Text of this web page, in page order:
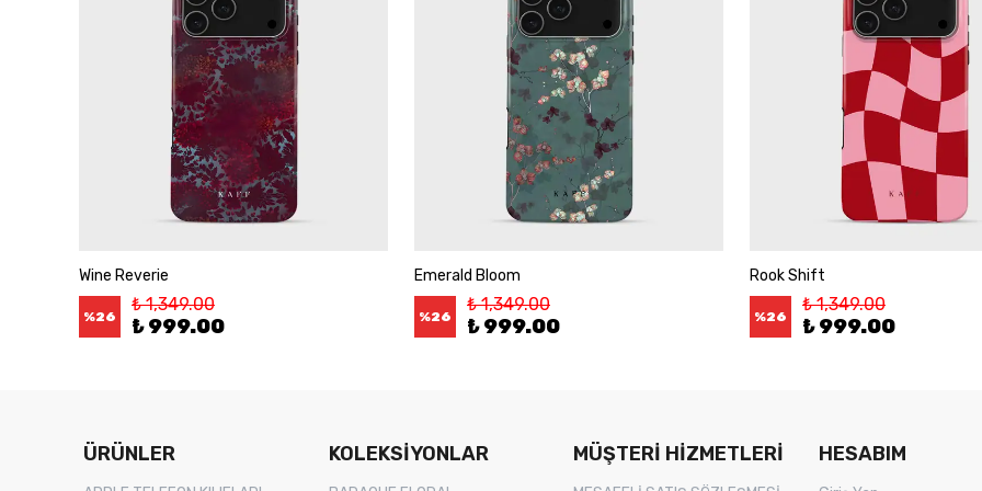
Wine Reverie
%26
₺ 1,349.00
₺ 999.00
Emerald Bloom
%26
₺ 1,349.00
₺ 999.00
Rook Shift
%26
₺ 1,349.00
₺ 999.00
ÜRÜNLER KOLEKSİYONLAR MÜŞTERİ HİZMETLERİ HESABIM